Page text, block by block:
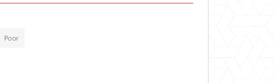
Poor